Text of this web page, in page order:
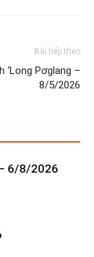
Bài tiếp theo
‘Long Pơglang –
8/5/2026
6/8/2026